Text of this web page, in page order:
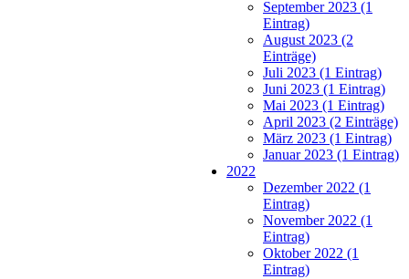
September 2023 (1
Eintrag)
August 2023 (2
Einträge)
Juli 2023 (1 Eintrag)
Juni 2023 (1 Eintrag)
Mai 2023 (1 Eintrag)
April 2023 (2 Einträge)
März 2023 (1 Eintrag)
Januar 2023 (1 Eintrag)
2022
Dezember 2022 (1
Eintrag)
November 2022 (1
Eintrag)
Oktober 2022 (1
Eintrag)